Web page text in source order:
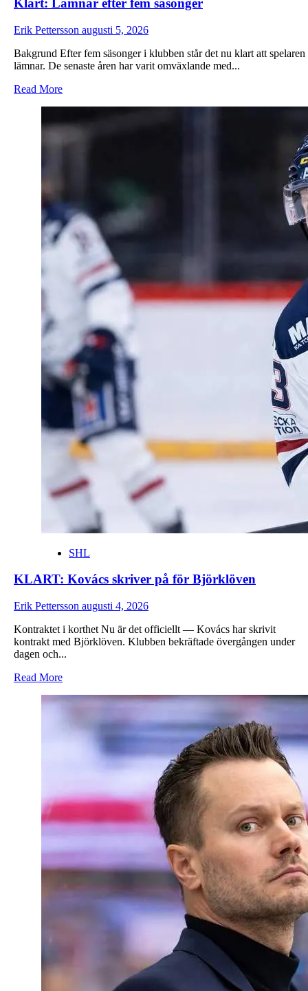
Klart: Lämnar efter fem säsonger
Erik Pettersson augusti 5, 2026
Bakgrund Efter fem säsonger i klubben står det nu klart att spelaren
lämnar. De senaste åren har varit omväxlande med...
Read MoreRead
Klart:
SHL
KLART: Kovács skriver på för Björklöven
Erik Pettersson augusti 4, 2026
Kontraktet i korthet Nu är det officiellt — Kovács har skrivit
kontrakt med Björklöven. Klubben bekräftade övergången under
dagen och...
Read MoreRead
about
Kovács